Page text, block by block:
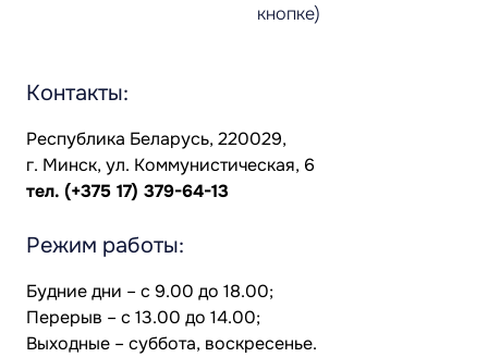
кнопке)
Контакты:
Республика Беларусь, 220029,
г. Минск, ул. Коммунистическая, 6
тел. (+375 17) 379-64-13
Режим работы:
Будние дни – с 9.00 до 18.00;
Перерыв – с 13.00 до 14.00;
Выходные – суббота, воскресенье.